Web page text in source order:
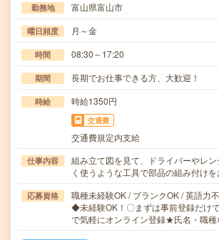
勤務地 富山県富山市
曜日頻度 月～金
時間 08:30～17:20
期間 長期でお仕事できる方、大歓迎！
時給 時給1350円
交通費
交通費規定内支給
仕事内容
組み立て図を見て、ドライバーやレ
く使うような工具で部品の組み付け
応募資格
職種未経験OK / ブランクOK / 英語力
◆未経験OK！〇まずは事前登録だけ
で気軽にオンライン登録★氏名・職